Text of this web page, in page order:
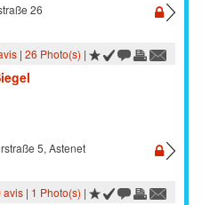
26
| 26 Photo(s) |
5, Astenet
avis| 1 Photo(s) |